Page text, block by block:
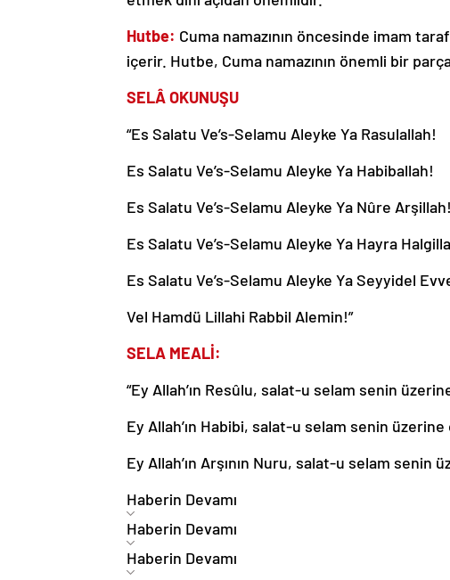
Hutbe: Cuma namazının öncesinde imam
içerir. Hutbe, Cuma namazının önemli bir
SELÂ OKUNUŞU
“Es Salatu Ve’s-Selamu Aleyke Ya Rasulallah!
Es Salatu Ve’s-Selamu Aleyke Ya Habiballah!
Es Salatu Ve’s-Selamu Aleyke Ya Nûre Arşillah!
Es Salatu Ve’s-Selamu Aleyke Ya Hayra
Es Salatu Ve’s-Selamu Aleyke Ya Seyyidel
Vel Hamdü Lillahi Rabbil Alemin!”
SELA MEALİ:
“Ey Allah’ın Resûlu, salat-u selam senin
Ey Allah’ın Habibi, salat-u selam senin üzerine
Ey Allah’ın Arşının Nuru, salat-u selam senin
Haberin Devamı
Haberin Devamı
Haberin Devamı